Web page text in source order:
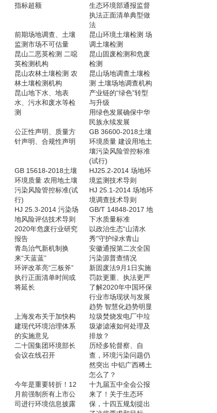
指标超额
生态环境部通报监督
执法正面清单典型做
法
前期场地调查、土壤
监测市场不可估量
昆山环境土壤检测 场
调土壤检测
昆山二恶英检测 二噁
英检测机构
昆山固废检测和危废
检测
昆山农林土壤检测 农
林土壤检测机构
昆山场地调查土壤检
测 土壤场地调查机构
昆山地下水、地表
水、污水和废水等检
测
产业链的“绿色”转型
与升级
用绿色发展确保中华
民族永续发展
公正性声明、质量方
针声明、合规性声明
GB 36600-2018土壤
环境质量 建设用地土
壤污染风险管控标准
(试行)
GB 15618-2018土壤
环境质量 农用地土壤
污染风险管控标准(试
行)
HJ25.2-2014 场地环
境监测技术导则
HJ 25.1-2014 场地环
境调查技术导则
HJ 25.3-2014 污染场
地风险评估技术导则
GB/T 14848-2017 地
下水质量标准
2020年危废行业研究
报告
以政治生态“山清水
秀”守护绿水青山
青岛治气新机制换
来“天蓝蓝”
安徽通报第二次全国
污染源普查情况
环评改革亮“三板斧”
执行正面清单时间或
将延长
新固废法9月1日实施
罚款更重、执法更严
了解2020年中国环保
行业市场现状与发展
趋势 智慧化趋势明显
上海发布关于加快构
建现代环境治理体系
的实施意见
垃圾焚烧发电厂中垃
圾渗滤液如何处理及
排放？
二十国集团环境部长
会议在线召开
历经多轮督察、自
查，环境污染问题仍
然突出 中铝广西稀土
怎么了？
今年是重要转折！12
月前强制所有上市公
司进行环境信息披露
十九届五中全会公报
来了！关于生态环
保，十四五规划提出